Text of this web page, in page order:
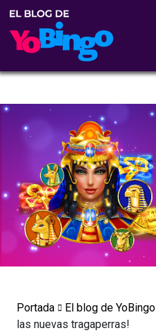
Portada El blog de YoBingo
las nuevas tragaperras!